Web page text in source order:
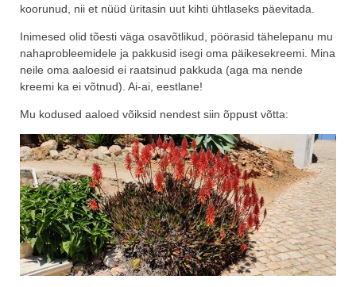
koorunud, nii et nüüd üritasin uut kihti ühtlaseks päevitada.
Inimesed olid tõesti väga osavõtlikud, pöörasid tähelepanu mu
nahaprobleemidele ja pakkusid isegi oma päikesekreemi. Mina
neile oma aaloesid ei raatsinud pakkuda (aga ma nende
kreemi ka ei võtnud). Ai-ai, eestlane!
Mu kodused aaloed võiksid nendest siin õppust võtta: